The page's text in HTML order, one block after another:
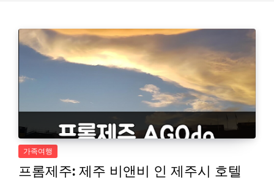
가족여행
프롬제주: 제주 비앤비 인 제주시 호텔